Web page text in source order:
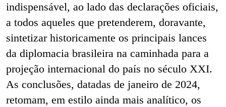
indispensável, ao lado das declarações oficiais,
a todos aqueles que pretenderem, doravante,
sintetizar historicamente os principais lances
da diplomacia brasileira na caminhada para a
projeção internacional do país no século XXI.
As conclusões, datadas de janeiro de 2024,
retomam, em estilo ainda mais analítico, os